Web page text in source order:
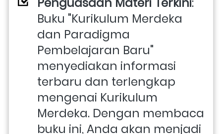
Buku "Kurikulum Merdeka
dan Paradigma
Pembelajaran Baru"
menyediakan informasi
terbaru dan terlengkap
mengenai Kurikulum
Merdeka. Dengan membaca
buku ini, Anda akan menjadi